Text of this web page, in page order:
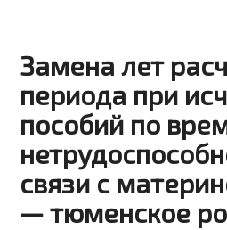
Замена лет
периода при
пособий по
связи с
— тюменское